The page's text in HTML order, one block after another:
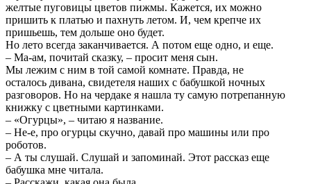
желтые пуговицы цветов пижмы. Кажется, их можно
пришить к платью и пахнуть летом. И, чем крепче их
пришьешь, тем дольше оно будет.
Но лето всегда заканчивается. А потом еще одно, и еще.
– Ма-ам, почитай сказку, – просит меня сын.
Мы лежим с ним в той самой комнате. Правда, не
осталось дивана, свидетеля наших с бабушкой ночных
разговоров. Но на чердаке я нашла ту самую потрепанную
книжку с цветными картинками.
– «Огурцы», – читаю я название.
– Не-е, про огурцы скучно, давай про машины или про
роботов.
– А ты слушай. Слушай и запоминай. Этот рассказ еще
бабушка мне читала.